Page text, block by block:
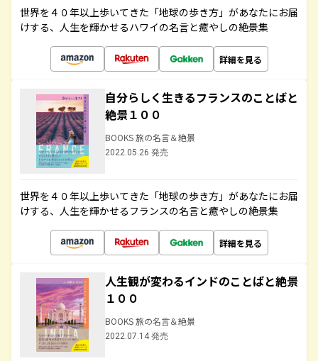
世界を４０年以上歩いてきた「地球の歩き方」があなたにお届
けする、人生を輝かせるハワイの名言と癒やしの絶景集
詳細を見る
自分らしく生きるフランスのことばと
絶景１００
BOOKS 旅の名言＆絶景
2022.05.26 発売
世界を４０年以上歩いてきた「地球の歩き方」があなたにお届
けする、人生を輝かせるフランスの名言と癒やしの絶景集
詳細を見る
人生観が変わるインドのことばと絶景
１００
BOOKS 旅の名言＆絶景
2022.07.14 発売